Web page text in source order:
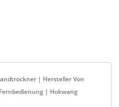
| Hersteller Von
| Hokwang